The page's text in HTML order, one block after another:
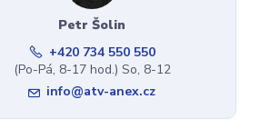
Petr Šolin
+420 734 550 550
(Po-Pá, 8-17 hod.) So, 8-12
info@atv-anex.cz